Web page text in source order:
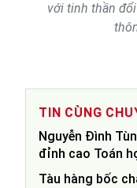
với tinh thần
TIN CÙNG
Nguyễn Đình
đỉnh cao Toán
Tàu hàng bốc